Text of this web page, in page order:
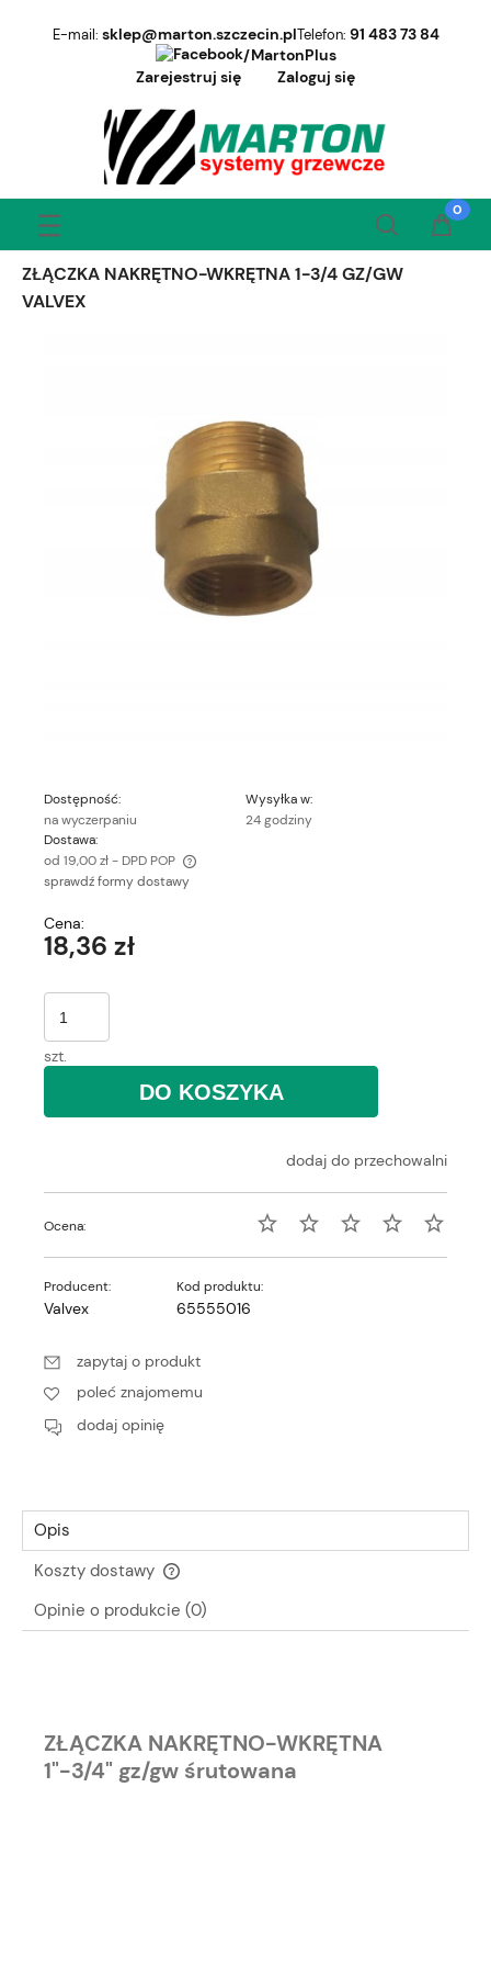
E-mail: sklep@marton.szczecin.plTelefon: 91 483 73 84
/MartonPlus
Zarejestruj się
Zaloguj się
ZŁĄCZKA NAKRĘTNO-WKRĘTNA 1-3/4 GZ/GW
VALVEX
Dostępność:
na wyczerpaniu
Wysyłka w:
24 godziny
Dostawa:
od 19,00 zł- DPD POP
Cena nie zawiera ewentualnych kosztów płatności
sprawdź formy dostawy
Cena:
18,36 zł
szt.
DO KOSZYKA
dodaj do przechowalni
Ocena:
Producent:
Valvex
Kod produktu:
65555016
zapytaj o produkt
poleć znajomemu
dodaj opinię
Opis
Koszty dostawy
Cena nie zawiera ewentualnych kosztów płatności
Opinie o produkcie (0)
ZŁĄCZKA NAKRĘTNO-WKRĘTNA
1"-3/4" gz/gw śrutowana